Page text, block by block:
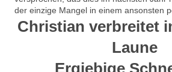
der einzige Mangel in einem ansonsten
Christian verbreitet
Laune
Ergiebige